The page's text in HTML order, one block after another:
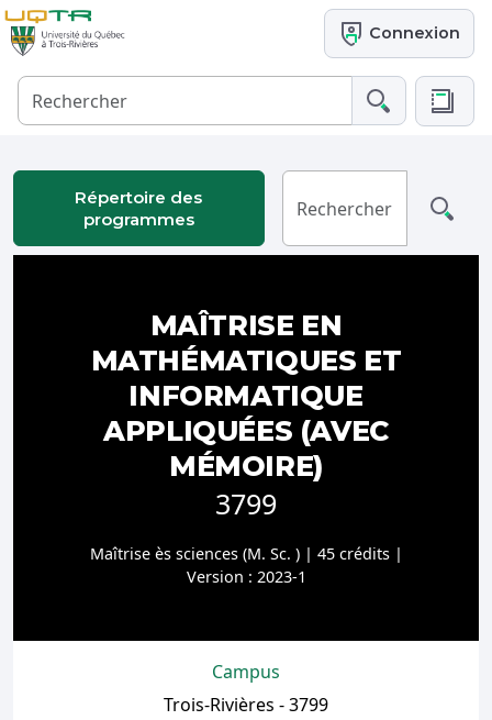
Connexion
Répertoire des
programmes
MAÎTRISE EN
MATHÉMATIQUES ET
INFORMATIQUE
APPLIQUÉES (AVEC
MÉMOIRE)
3799
Maîtrise ès sciences (M. Sc. ) | 45 crédits |
Version : 2023-1
Campus
Trois-Rivières - 3799